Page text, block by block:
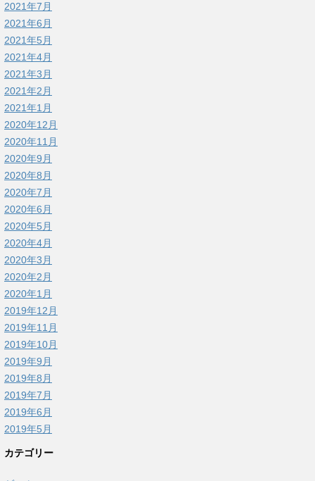
2021年7月
2021年6月
2021年5月
2021年4月
2021年3月
2021年2月
2021年1月
2020年12月
2020年11月
2020年9月
2020年8月
2020年7月
2020年6月
2020年5月
2020年4月
2020年3月
2020年2月
2020年1月
2019年12月
2019年11月
2019年10月
2019年9月
2019年8月
2019年7月
2019年6月
2019年5月
カテゴリー